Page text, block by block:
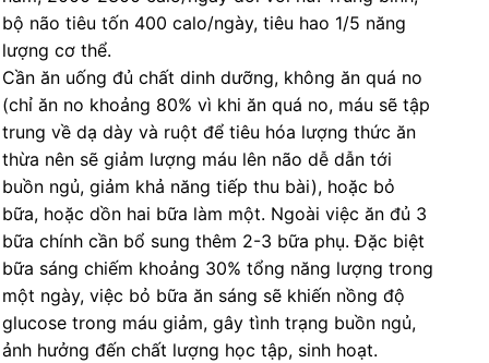
bộ não tiêu tốn 400 calo/ngày, tiêu hao 1/5 năng
lượng cơ thể.
Cần ăn uống đủ chất dinh dưỡng, không ăn quá no
(chỉ ăn no khoảng 80% vì khi ăn quá no, máu sẽ tập
trung về dạ dày và ruột để tiêu hóa lượng thức ăn
thừa nên sẽ giảm lượng máu lên não dễ dẫn tới
buồn ngủ, giảm khả năng tiếp thu bài), hoặc bỏ
bữa, hoặc dồn hai bữa làm một. Ngoài việc ăn đủ 3
bữa chính cần bổ sung thêm 2-3 bữa phụ. Đặc biệt
bữa sáng chiếm khoảng 30% tổng năng lượng trong
một ngày, việc bỏ bữa ăn sáng sẽ khiến nồng độ
glucose trong máu giảm, gây tình trạng buồn ngủ,
ảnh hưởng đến chất lượng học tập, sinh hoạt.